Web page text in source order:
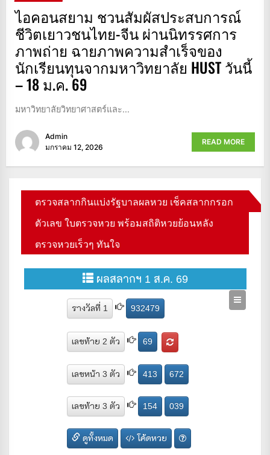
ไอคอนสยาม ชวนสัมผัสประสบการณ์
ชีวิตเยาวชนไทย-จีน ผ่านนิทรรศการ
ภาพถ่าย ฉายภาพความสำเร็จของ
นักเรียนทุนจากมหาวิทยาลัย HUST วันนี้
– 18 ม.ค. 69
มหาวิทยาลัยวิทยาศาสตร์และ...
Admin
มกราคม 12, 2026
READ MORE
ตรวจสลากกินแบ่งรัฐบาลผลหวย เช็คสลากกรอก
ตัวเลข ใบตรวจหวย พร้อมสถิติหวยย้อนหลัง
ตรวจหวยเร็วๆ ทันใจ